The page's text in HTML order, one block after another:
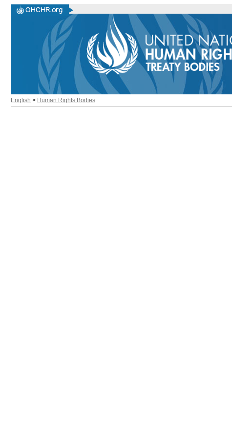
English > Human Rights Bodies